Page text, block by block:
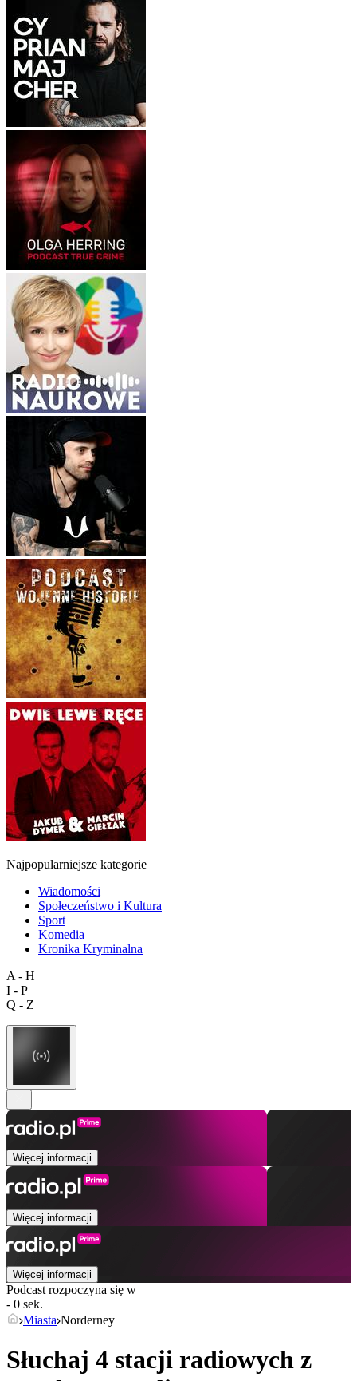
Najpopularniejsze kategorie
Wiadomości
Społeczeństwo i Kultura
Sport
Komedia
Kronika Kryminalna
A - H
I - P
Q - Z
Więcej informacji
Więcej informacji
Więcej informacji
Podcast rozpoczyna się w
- 0 sek.
Miasta Norderney
Słuchaj 4 stacji radiowych z